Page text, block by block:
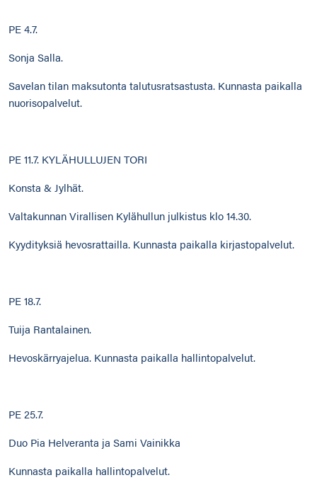
PE 4.7.
Sonja Salla.
Savelan tilan maksutonta talutusratsastusta. Kunnasta paikalla
nuorisopalvelut.
PE 11.7. KYLÄHULLUJEN TORI
Konsta & Jylhät.
Valtakunnan Virallisen Kylähullun julkistus klo 14.30.
Kyydityksiä hevosrattailla. Kunnasta paikalla kirjastopalvelut.
PE 18.7.
Tuija Rantalainen.
Hevoskärryajelua. Kunnasta paikalla hallintopalvelut.
PE 25.7.
Duo Pia Helveranta ja Sami Vainikka
Kunnasta paikalla hallintopalvelut.